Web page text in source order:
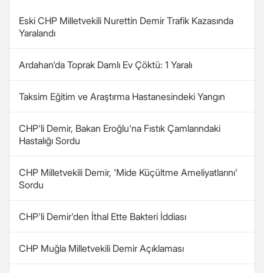
Eski CHP Milletvekili Nurettin Demir Trafik Kazasında
Yaralandı
Ardahan'da Toprak Damlı Ev Çöktü: 1 Yaralı
Taksim Eğitim ve Araştırma Hastanesindeki Yangın
CHP'li Demir, Bakan Eroğlu'na Fıstık Çamlarındaki
Hastalığı Sordu
CHP Milletvekili Demir, 'Mide Küçültme Ameliyatlarını'
Sordu
CHP'li Demir'den İthal Ette Bakteri İddiası
CHP Muğla Milletvekili Demir Açıklaması